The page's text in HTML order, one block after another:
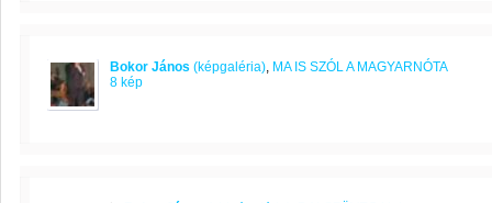
Bokor János (képgaléria), MA IS SZÓL A MAGYARNÓTA
8 kép